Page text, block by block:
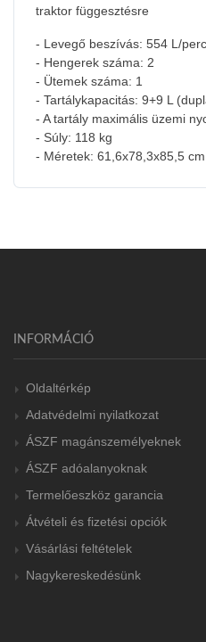
traktor függesztésre
- Levegő beszívás: 554 L/perc
- Hengerek száma: 2
- Ütemek száma: 1
- Tartálykapacitás: 9+9 L
- A tartály maximális üzemi
- Súly: 118 kg
- Méretek: 61,6x78,3x85,5 cm
INFORMÁCIÓ
Oldaltérkép
Adatvédelmi nyilatkozat
ÁSZF magánszemélyeknek
ÁSZF adóalanyoknak
Termelőeszköz garancia
Átvételi és fizetési opciók
Vásárlási feltételek
Nagykereskedésünk